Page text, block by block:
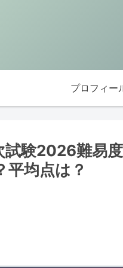
プロフィー
試験2026難易
平均点は？